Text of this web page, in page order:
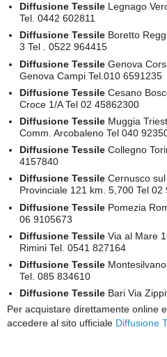
Diffusione Tessile Legnago
Tel. 0442 602811
Diffusione Tessile Boretto
3 Tel . 0522 964415
Diffusione Tessile Genova
Genova Campi Tel.010 6591235
Diffusione Tessile Cesano
Croce 1/A Tel 02 45862300
Diffusione Tessile Muggia
Comm. Arcobaleno Tel 040
Diffusione Tessile Collegno
4157840
Diffusione Tessile Cernusco
Provinciale 121 km. 5,700 Tel 02
Diffusione Tessile Pomezia
06 9105673
Diffusione Tessile Via al Mare
Rimini Tel. 0541 827164
Diffusione Tessile
Tel. 085 834610
Diffusione Tessile Bari Via
Per acquistare direttamente online
accedere al sito ufficiale Diffusione